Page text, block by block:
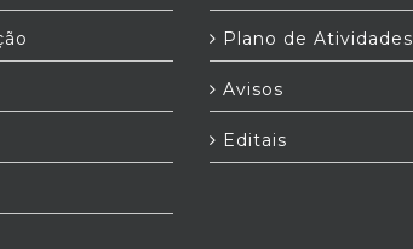
Plano de Atividades
Avisos
Editais